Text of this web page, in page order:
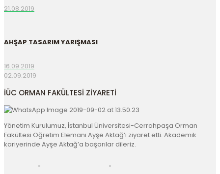
21.08.2019
AHŞAP TASARIM YARIŞMASI
16.09.2019
02.09.2019
İÜC ORMAN FAKÜLTESİ ZİYARETİ
Yönetim Kurulumuz, İstanbul Üniversitesi-Cerrahpaşa Orman
Fakültesi Öğretim Elemanı Ayşe Aktağ’ı ziyaret etti. Akademik
kariyerinde Ayşe Aktağ’a başarılar dileriz.